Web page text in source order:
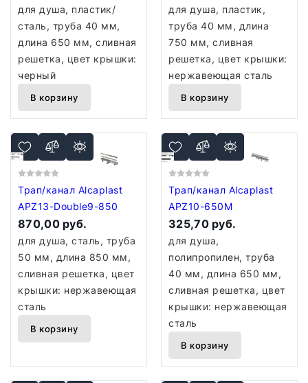
для душа, пластик/
сталь, труба 40 мм,
длина 650 мм, сливная
решетка, цвет крышки:
черный
В корзину
для душа, пластик,
труба 40 мм, длина
750 мм, сливная
решетка, цвет крышки:
нержавеющая сталь
В корзину
Трап/канал Alcaplast
APZ13-Double9-850
870,00 руб.
для душа, сталь, труба
50 мм, длина 850 мм,
сливная решетка, цвет
крышки: нержавеющая
сталь
В корзину
Трап/канал Alcaplast
APZ10-650M
325,70 руб.
для душа,
полипропилен, труба
40 мм, длина 650 мм,
сливная решетка, цвет
крышки: нержавеющая
сталь
В корзину